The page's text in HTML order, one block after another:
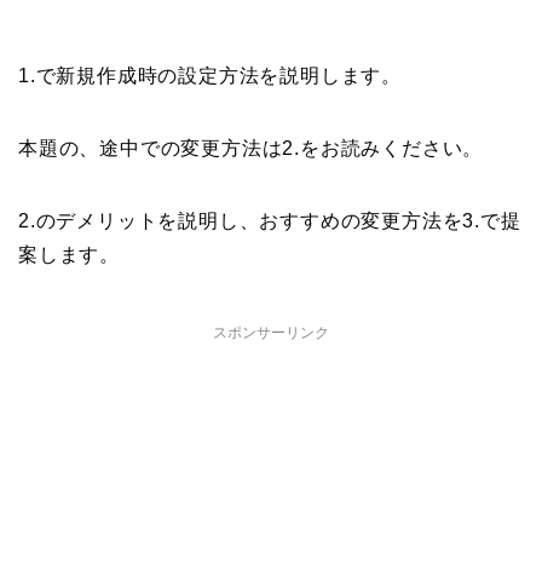
1.で新規作成時の設定方法を説明します。
本題の、途中での変更方法は2.をお読みください。
2.のデメリットを説明し、おすすめの変更方法を3.で提
案します。
スポンサーリンク